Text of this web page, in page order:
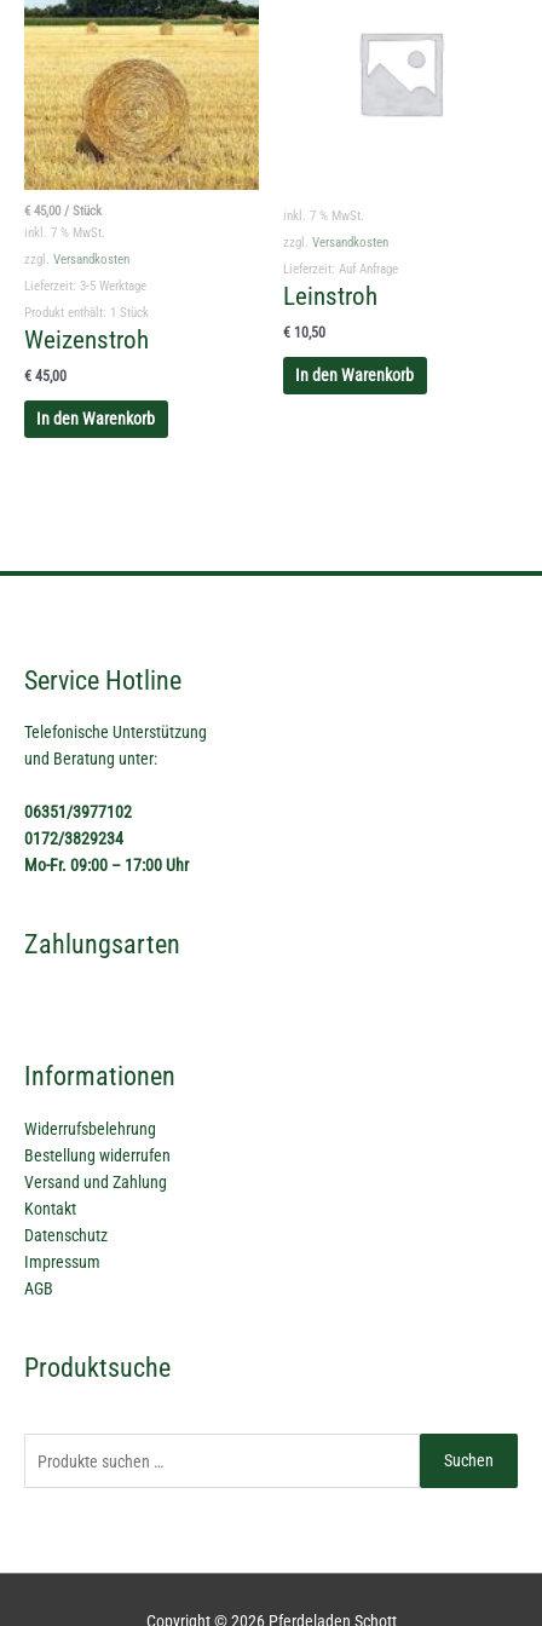
€ 45,00 / Stück
inkl. 7 % MwSt.
zzgl. Versandkosten
Lieferzeit: 3-5 Werktage
Produkt enthält: 1 Stück
Weizenstroh
€ 45,00
In den Warenkorb
inkl. 7 % MwSt.
zzgl. Versandkosten
Lieferzeit: Auf Anfrage
Leinstroh
€ 10,50
In den Warenkorb
Service Hotline
Telefonische Unterstützung
und Beratung unter:
06351/3977102
0172/3829234
Mo-Fr. 09:00 – 17:00 Uhr
Zahlungsarten
Informationen
Widerrufsbelehrung
Bestellung widerrufen
Versand und Zahlung
Kontakt
Datenschutz
Impressum
AGB
Produktsuche
Suchen
Suchen
Copyright © 2026 Pferdeladen Schott